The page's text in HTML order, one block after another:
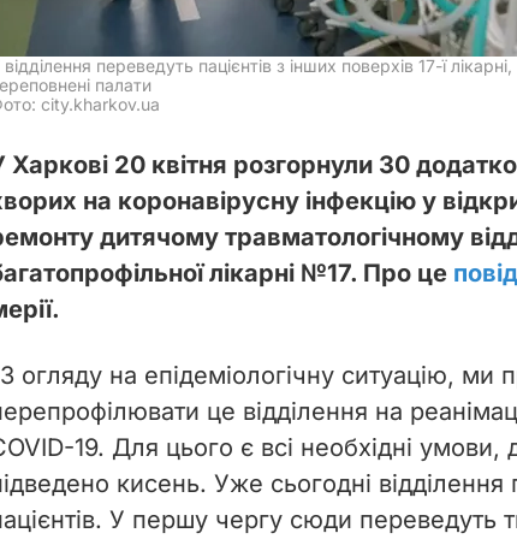
переведуть пацієнтів з інших поверхів 17-ї
палати
city.kharkov.ua
Харкові 20 квітня розгорнули 30
на коронавірусну інфекцію у
дитячому травматологічному
лікарні №17. Про це
огляду на епідеміологічну ситуацію, ми
це відділення на
19. Для цього є всі необхідні умови,
кисень. Уже сьогодні
У першу чергу сюди переведуть